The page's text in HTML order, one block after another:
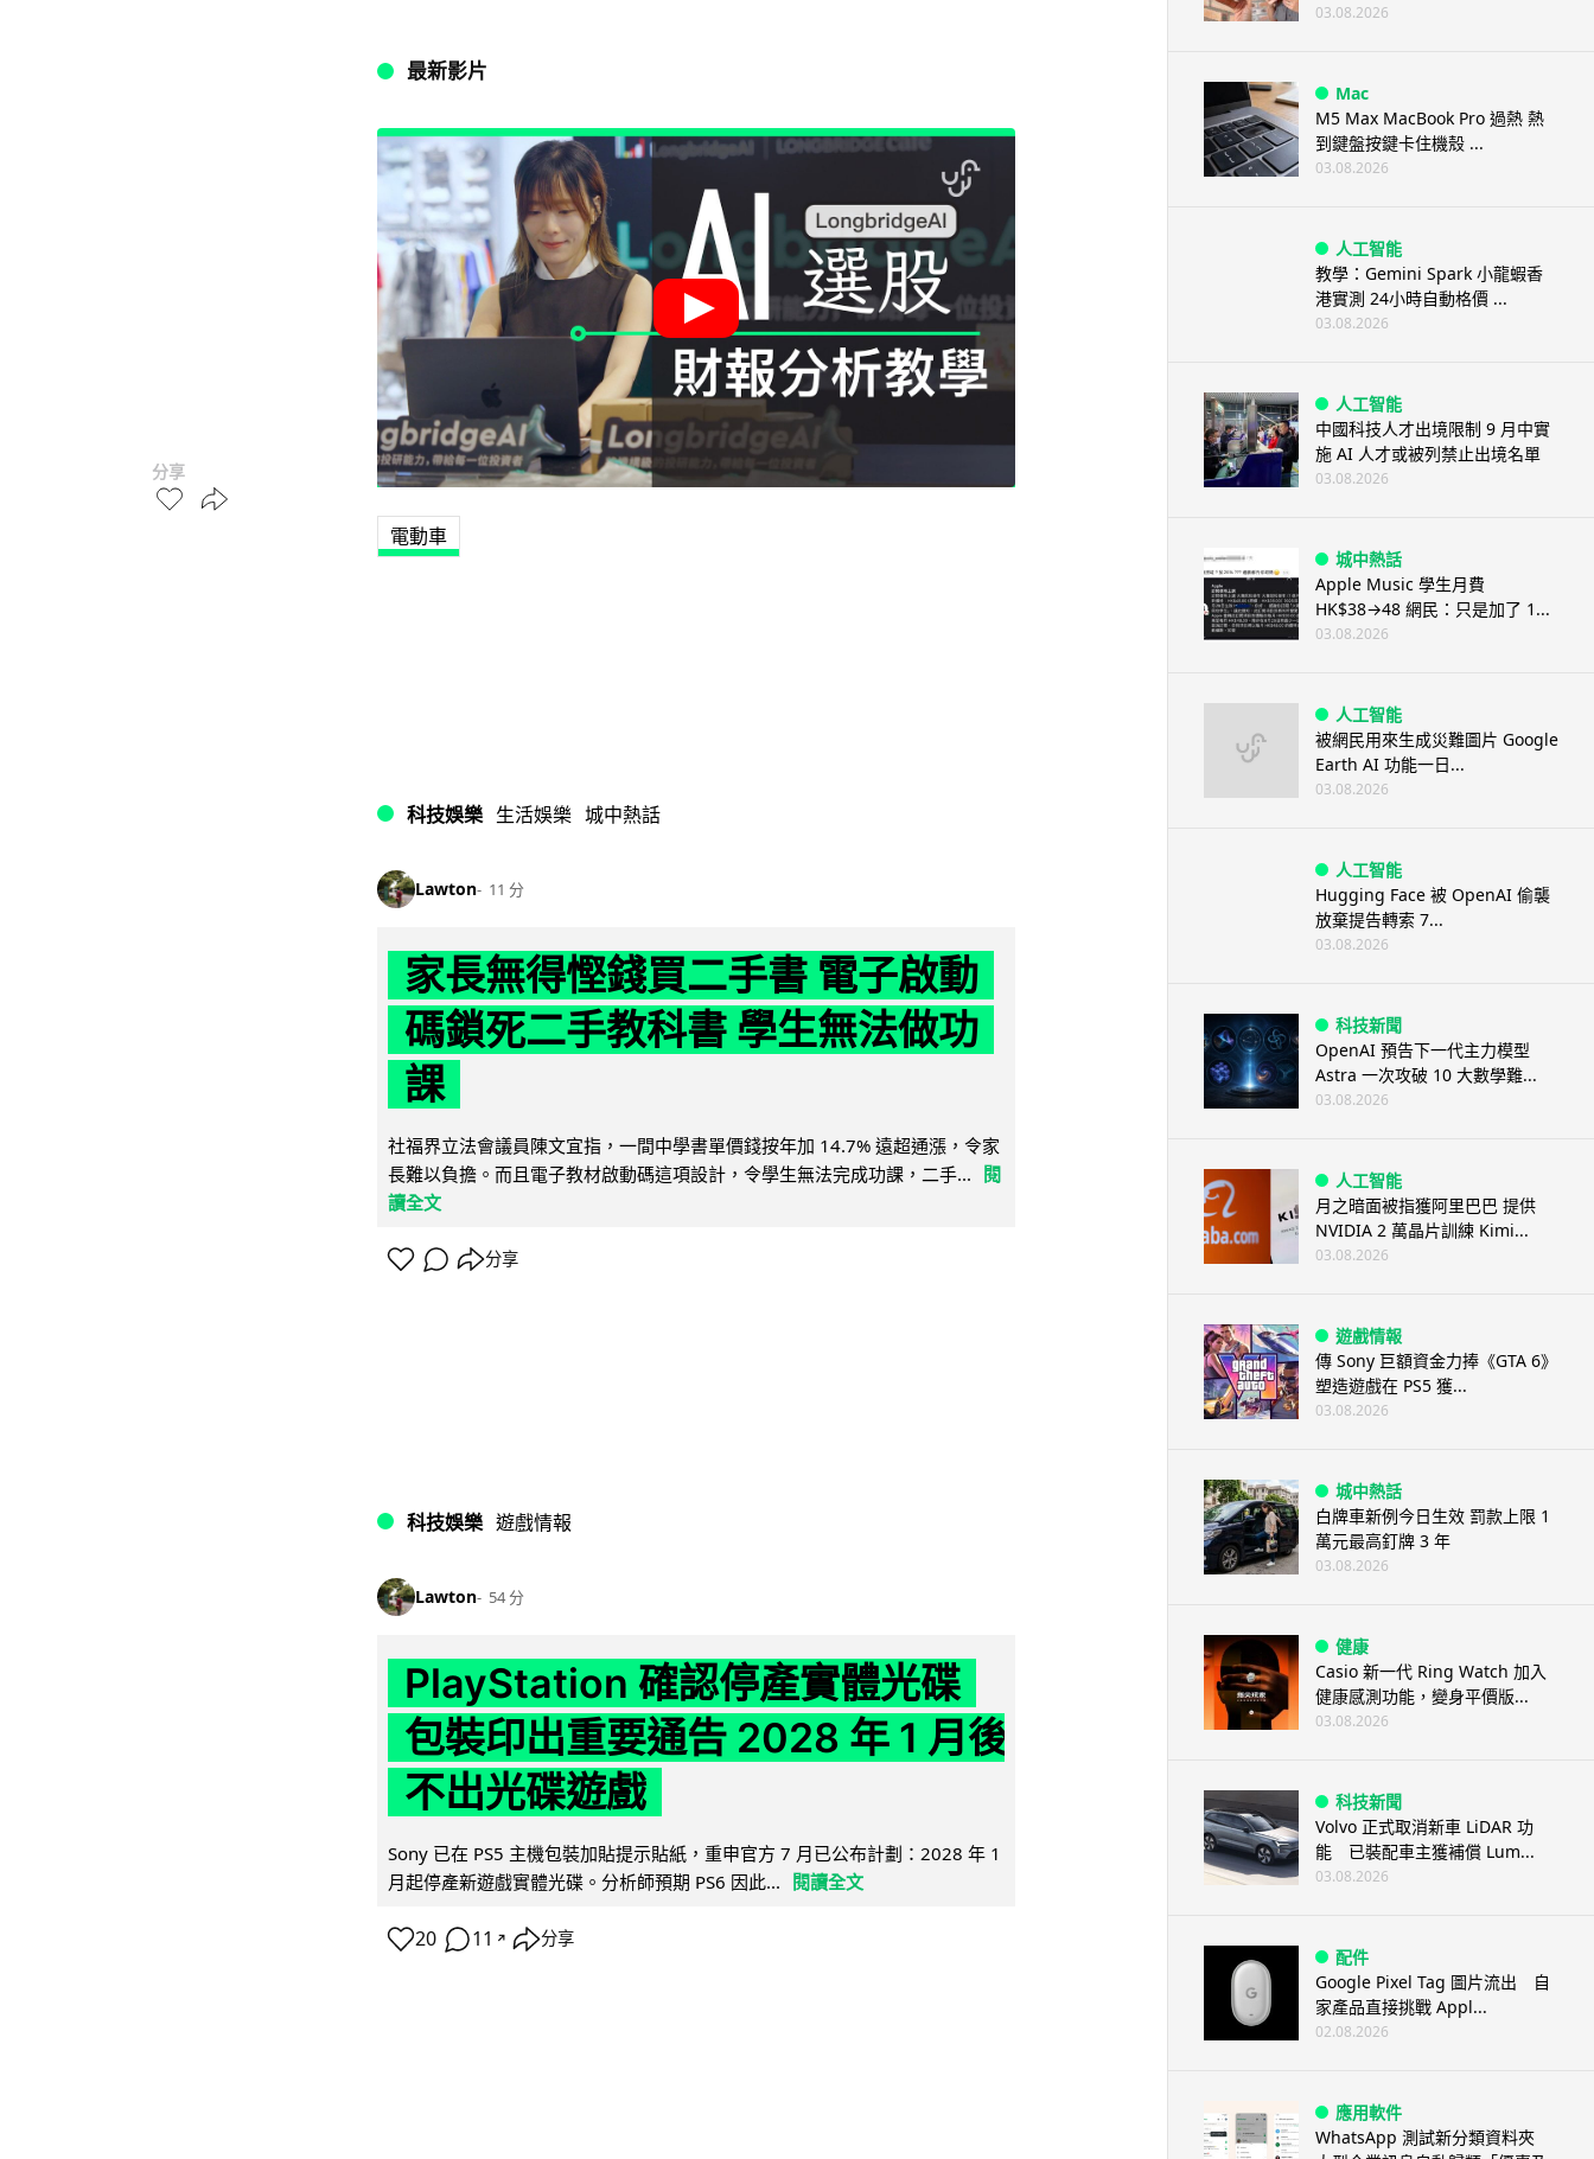
分享
最新影片
電動車
科技娛樂 生活娛樂 城中熱話
Lawton 11 分
家長無得慳錢買二手書 電子啟動
碼鎖死二手教科書 學生無法做功
課
社福界立法會議員陳文宜指，一間中學書單價錢按年加 14.7% 遠超通漲，令家
長難以負擔。而且電子教材啟動碼這項設計，令學生無法完成功課，二手... 閱
讀全文
分享
科技娛樂 遊戲情報
Lawton 54 分
PlayStation 確認停產實體光碟
包裝印出重要通告 2028 年 1 月後
不出光碟遊戲
Sony 已在 PS5 主機包裝加貼提示貼紙，重申官方 7 月已公布計劃：2028 年 1
月起停產新遊戲實體光碟。分析師預期 PS6 因此... 閱讀全文
20 11 ↗ 分享
03.08.2026
Mac
M5 Max MacBook Pro 過熱 熱
到鍵盤按鍵卡住機殼 ...
03.08.2026
人工智能
教學：Gemini Spark 小龍蝦香
港實測 24小時自動格價 ...
03.08.2026
人工智能
中國科技人才出境限制 9 月中實
施 AI 人才或被列禁止出境名單
03.08.2026
城中熱話
Apple Music 學生月費
HK$38→48 網民：只是加了 1...
03.08.2026
人工智能
被網民用來生成災難圖片 Google
Earth AI 功能一日...
03.08.2026
人工智能
Hugging Face 被 OpenAI 偷襲
放棄提告轉索 7...
03.08.2026
科技新聞
OpenAI 預告下一代主力模型
Astra 一次攻破 10 大數學難...
03.08.2026
人工智能
月之暗面被指獲阿里巴巴 提供
NVIDIA 2 萬晶片訓練 Kimi...
03.08.2026
遊戲情報
傳 Sony 巨額資金力捧《GTA 6》
塑造遊戲在 PS5 獲...
03.08.2026
城中熱話
白牌車新例今日生效 罰款上限 1
萬元最高釘牌 3 年
03.08.2026
健康
Casio 新一代 Ring Watch 加入
健康感測功能，變身平價版...
03.08.2026
科技新聞
Volvo 正式取消新車 LiDAR 功
能 已裝配車主獲補償 Lum...
03.08.2026
配件
Google Pixel Tag 圖片流出 自
家產品直接挑戰 Appl...
02.08.2026
應用軟件
WhatsApp 測試新分類資料夾